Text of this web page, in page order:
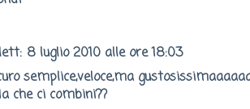
8 luglio 2010 alle ore 18:03
semplice,veloce,ma
che ci combini??